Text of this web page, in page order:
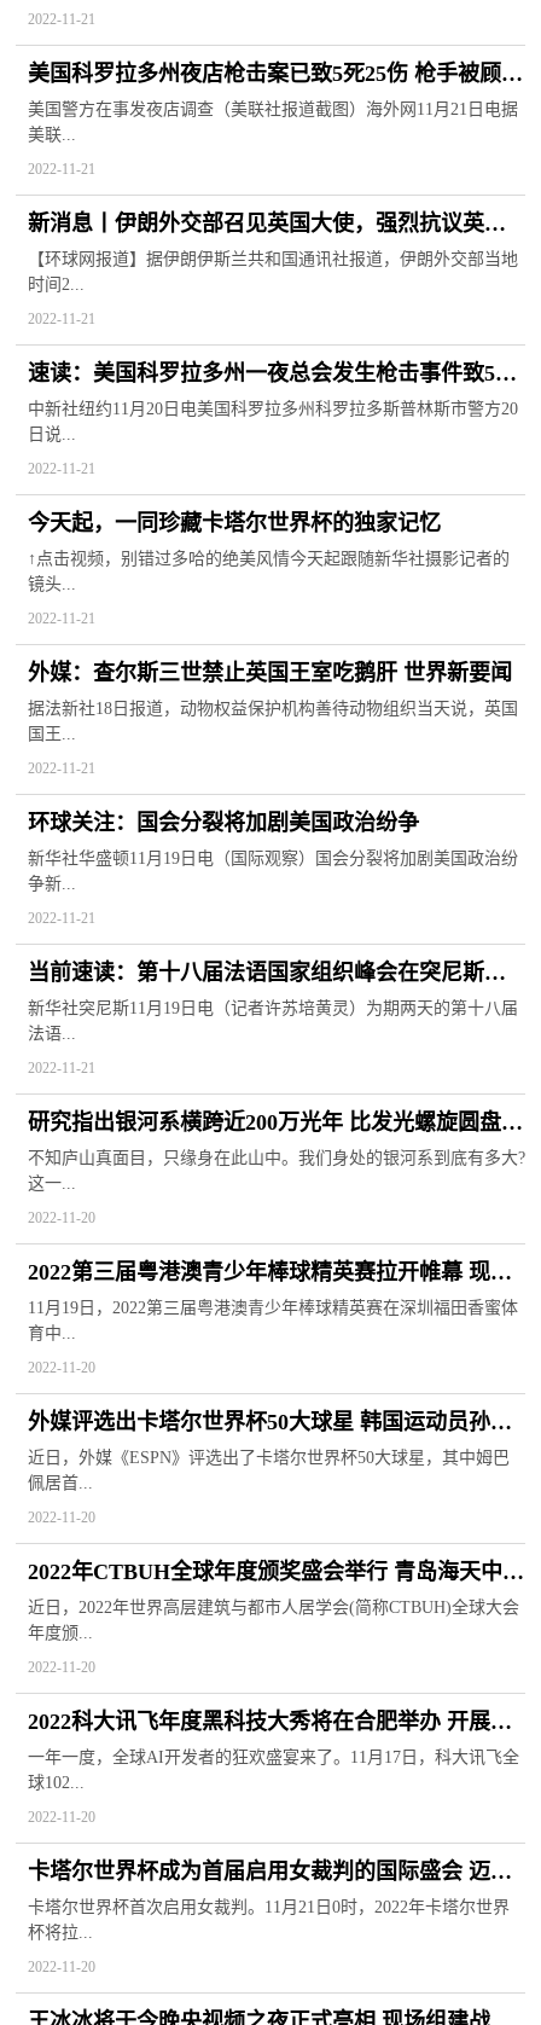
2022-11-21
美国科罗拉多州夜店枪击案已致5死25伤 枪手被顾客
制伏 世界即时看
美国警方在事发夜店调查（美联社报道截图）海外网11月21日电据
美联...
2022-11-21
新消息丨伊朗外交部召见英国大使，强烈抗议英方
未能阻止暴力团体袭击伊使馆
【环球网报道】据伊朗伊斯兰共和国通讯社报道，伊朗外交部当地
时间2...
2022-11-21
速读：美国科罗拉多州一夜总会发生枪击事件致5死
18伤
中新社纽约11月20日电美国科罗拉多州科罗拉多斯普林斯市警方20
日说...
2022-11-21
今天起，一同珍藏卡塔尔世界杯的独家记忆
↑点击视频，别错过多哈的绝美风情今天起跟随新华社摄影记者的
镜头...
2022-11-21
外媒：查尔斯三世禁止英国王室吃鹅肝 世界新要闻
据法新社18日报道，动物权益保护机构善待动物组织当天说，英国
国王...
2022-11-21
环球关注：国会分裂将加剧美国政治纷争
新华社华盛顿11月19日电（国际观察）国会分裂将加剧美国政治纷
争新...
2022-11-21
当前速读：第十八届法语国家组织峰会在突尼斯开
幕
新华社突尼斯11月19日电（记者许苏培黄灵）为期两天的第十八届
法语...
2022-11-21
研究指出银河系横跨近200万光年 比发光螺旋圆盘宽
至15倍以上
不知庐山真面目，只缘身在此山中。我们身处的银河系到底有多大?
这一...
2022-11-20
2022第三届粤港澳青少年棒球精英赛拉开帷幕 现场
勤奋挥洒汗水
11月19日，2022第三届粤港澳青少年棒球精英赛在深圳福田香蜜体
育中...
2022-11-20
外媒评选出卡塔尔世界杯50大球星 韩国运动员孙兴
慜位居第13位
近日，外媒《ESPN》评选出了卡塔尔世界杯50大球星，其中姆巴
佩居首...
2022-11-20
2022年CTBUH全球年度颁奖盛会举行 青岛海天中心
获亚洲最佳高层建筑
近日，2022年世界高层建筑与都市人居学会(简称CTBUH)全球大会
年度颁...
2022-11-20
2022科大讯飞年度黑科技大秀将在合肥举办 开展顶
尖思想交流盛宴
一年一度，全球AI开发者的狂欢盛宴来了。11月17日，科大讯飞全
球102...
2022-11-20
卡塔尔世界杯成为首届启用女裁判的国际盛会 迈出
历史以来新步伐
卡塔尔世界杯首次启用女裁判。11月21日0时，2022年卡塔尔世界
杯将拉...
2022-11-20